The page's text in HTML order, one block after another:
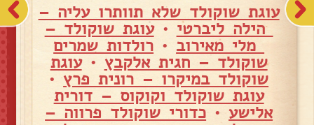
עוגת שוקולד שלא תוותרו עליה –
הילה ליברטי •עוגת שוקולד –
מלי מאירוב • רולדות שמרים
שוקולד – חגית אלקבץ •עוגת
שוקולד במיקרו – רונית פרץ •
עוגת שוקולד וקוקוס – דורית
אלישע• כדורי שוקולד פרווה –